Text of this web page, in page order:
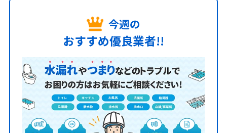
今週の
おすすめ優良業者!!